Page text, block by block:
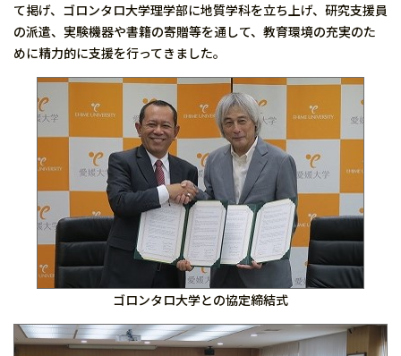
て掲げ、ゴロンタロ大学理学部に地質学科を立ち上げ、研究支援員
の派遣、実験機器や書籍の寄贈等を通して、教育環境の充実のた
めに精力的に支援を行ってきました。
ゴロンタロ大学との協定締結式